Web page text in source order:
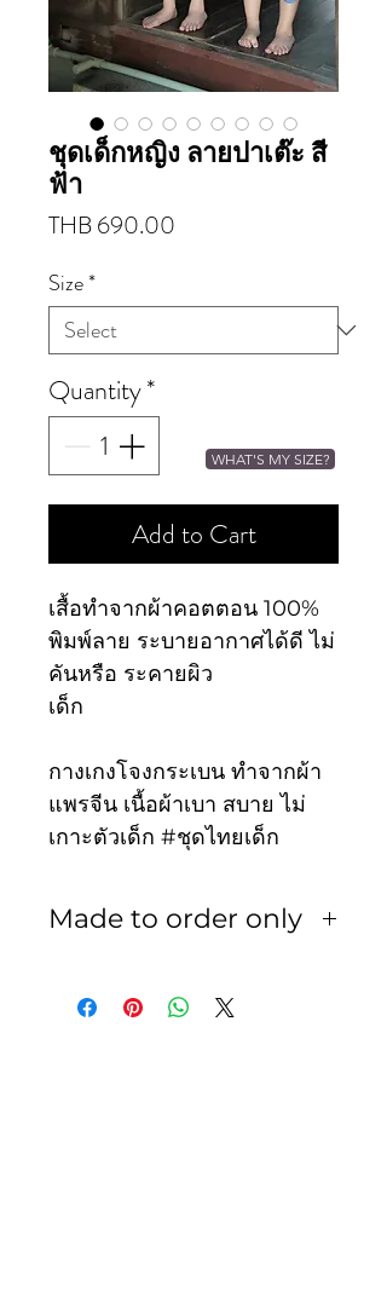
ชุดเด็กหญิง ลายปาเต๊ะ สี
ฟ้า
THB 690.00
Size*
Quantity*
Add to Cart
เสื้อทำจากผ้าคอตตอน 100%
พิมพ์ลาย ระบายอากาศได้ดี ไม่
คันหรือ ระคายผิว
เด็ก
กางเกงโจงกระเบน ทำจากผ้า
แพรจีน เนื้อผ้าเบา สบาย ไม่
เกาะตัวเด็ก #ชุดไทยเด็ก
Made to order only
รับเปลี่ยน หรือ รับคืน ในทุก
WHAT'S MY SIZE?